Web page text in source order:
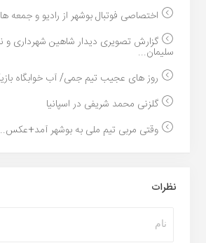
اختصاصی فوتبال بوشهر از رادیو و جمعه
گزارش تصویری دیدار شاهین شهرداری
سلیمان...
روز های عجیب تیم جمی/ آب خوابگاه
گلزنی محمد شریفی در اسپانیا
وقتی مربی تیم ملی به بوشهر
نظرات